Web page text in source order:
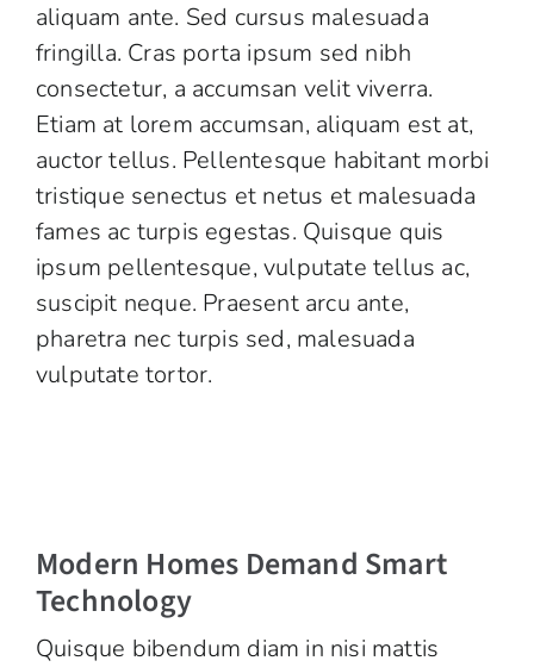
aliquam ante. Sed cursus malesuada
fringilla. Cras porta ipsum sed nibh
consectetur, a accumsan velit viverra.
Etiam at lorem accumsan, aliquam est at,
auctor tellus. Pellentesque habitant morbi
tristique senectus et netus et malesuada
fames ac turpis egestas. Quisque quis
ipsum pellentesque, vulputate tellus ac,
suscipit neque. Praesent arcu ante,
pharetra nec turpis sed, malesuada
vulputate tortor.
Modern Homes Demand Smart
Technology
Quisque bibendum diam in nisi mattis